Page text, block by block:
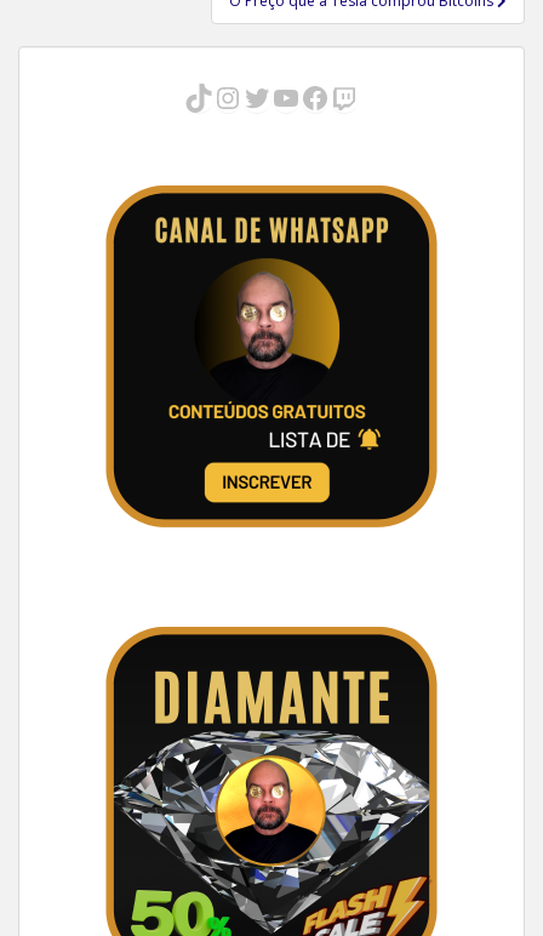
TikTok
Instagram
Twitter
Youtube
Facebook
Twitch